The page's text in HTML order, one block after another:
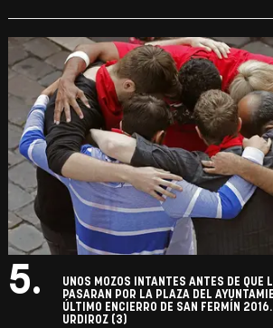
5.
UNOS MOZOS INTANTES ANTES DE QUE
PASARAN POR LA PLAZA DEL
ÚLTIMO ENCIERRO DE SAN FERMÍN
URDIROZ (3)